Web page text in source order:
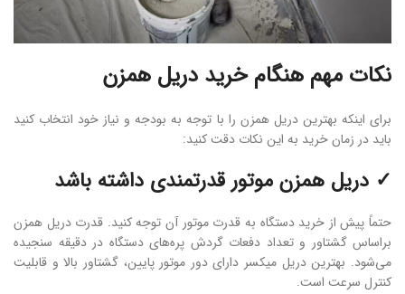
نکات مهم هنگام خرید دریل همزن
برای اینکه بهترین دریل همزن را با توجه به بودجه و نیاز خود انتخاب کنید
باید در زمان خرید به این نکات دقت کنید:
✓ دریل همزن موتور قدرتمندی داشته باشد
حتماً پیش از خرید دستگاه به قدرت موتور آن توجه کنید. قدرت دریل همزن
براساس گشتاور و تعداد دفعات گردش پره‌های دستگاه در دقیقه سنجیده
می‌شود. بهترین دریل میکسر دارای دور موتور پایین، گشتاور بالا و قابلیت
کنترل سرعت است.